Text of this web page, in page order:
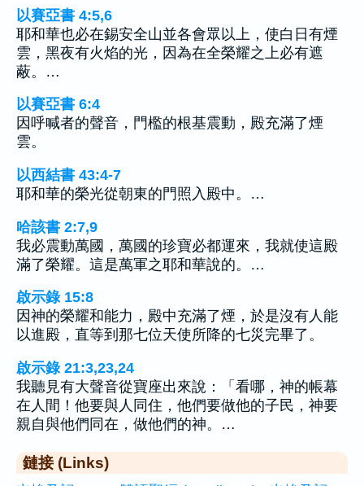
以賽亞書 4:5,6
耶和華也必在錫安全山並各會眾以上，使白日有煙
雲，黑夜有火焰的光，因為在全榮耀之上必有遮
蔽。…
以賽亞書 6:4
因呼喊者的聲音，門檻的根基震動，殿充滿了煙
雲。
以西結書 43:4-7
耶和華的榮光從朝東的門照入殿中。…
哈該書 2:7,9
我必震動萬國，萬國的珍寶必都運來，我就使這殿
滿了榮耀。這是萬軍之耶和華說的。…
啟示錄 15:8
因神的榮耀和能力，殿中充滿了煙，於是沒有人能
以進殿，直等到那七位天使所降的七災完畢了。
啟示錄 21:3,23,24
我聽見有大聲音從寶座出來說：「看哪，神的帳幕
在人間！他要與人同住，他們要做他的子民，神要
親自與他們同在，做他們的神。…
鏈接 (Links)